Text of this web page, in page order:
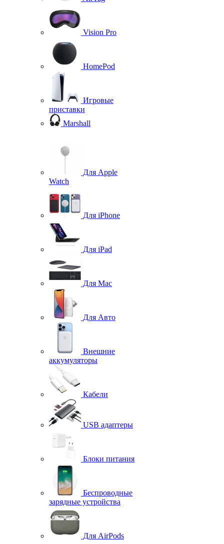
Vision Pro
HomePod
Игровые
приставки
Marshall
Для Apple
Watch
Для iPhone
Для iPad
Для Mac
Для Авто
Внешние
аккумуляторы
Кабели
USB адаптеры
Блоки питания
Беспроводные
зарядные устройства
Для AirPods